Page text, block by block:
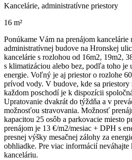
Kancelárie, administratívne priestory
16 m²
Ponúkame Vám na prenájom kancelárie
administratívnej budove na Hronskej
kancelárie s rozlohou od 16m2, 19m2,
s klimatizáciou alebo bez, podľa toho je
energie. Voľný je aj priestor o rozlohe
prívod vody. V budove, kde sa priestory
každom poschodí je k dispozícii
Upratovanie dvakrát do týždňa a v
možnosťou stravovania. Možnosť
kapacitou 25 osôb a parkovacie miesto
prenájom je 13 €/m2/mesiac + DPH s
presnej výšky mesačnej zálohy za
obhliadke. Pre viac informácií
kanceláriu.